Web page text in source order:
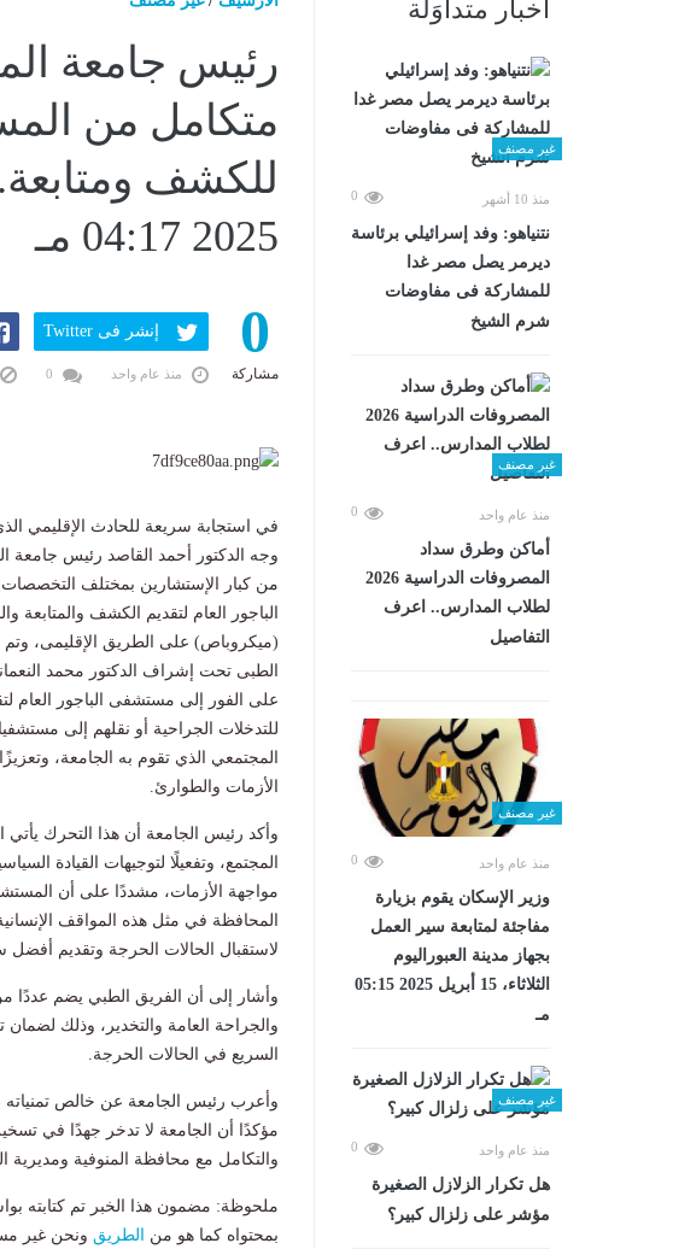
أخبار متداوَلة
غير مصنف
منذ 10 أشهر 0
نتنياهو: وفد إسرائيلي برئاسة
ديرمر يصل مصر غدا
للمشاركة فى مفاوضات
شرم الشيخ
غير مصنف
منذ عام واحد 0
أماكن وطرق سداد
المصروفات الدراسية 2026
لطلاب المدارس.. اعرف
التفاصيل
غير مصنف
منذ عام واحد 0
وزير الإسكان يقوم بزيارة
مفاجئة لمتابعة سير العمل
بجهاز مدينة العبوراليوم
الثلاثاء، 15 أبريل 2025 05:15
مـ
غير مصنف
منذ عام واحد 0
هل تكرار الزلازل الصغيرة
مؤشر على زلزال كبير؟
رئيس جامعة
متكامل من
2025 04:17 مـ
0
مشاركة
إنشر فى Twitter
منذ عام واحد
في استجابة سريعة للحادث الإقليمي
وجه الدكتور أحمد القاصد رئيس جامعة
من كبار الإستشارين بمختلف التخصصات
الباجور العام لتقديم الكشف
(ميكروباص) على الطريق الإقليمى،
الطبى تحت إشراف الدكتور محمد
على الفور إلى مستشفى الباجور العام
للتدخلات الجراحية أو نقلهم إلى
المجتمعي الذي تقوم به الجامعة،
الأزمات والطوارئ.
وأكد رئيس الجامعة أن هذا التحرك يأتي
المجتمع، وتفعيلًا لتوجيهات القيادة
مواجهة الأزمات، مشددًا على أن
المحافظة في مثل هذه المواقف
لاستقبال الحالات الحرجة وتقديم أفضل
وأشار إلى أن الفريق الطبي يضم عددًا
والجراحة العامة والتخدير، وذلك
السريع في الحالات الحرجة.
وأعرب رئيس الجامعة عن خالص تمنياته
مؤكدًا أن الجامعة لا تدخر جهدًا في
والتكامل مع محافظة المنوفية ومديرية
ملحوظة: مضمون هذا الخبر تم كتابته
بمحتواه كما هو من
الطريق ونحن غير